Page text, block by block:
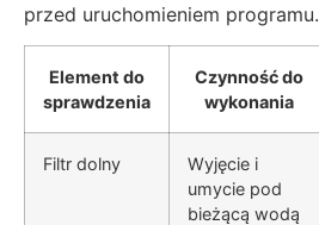
przed uruchomieniem programu.
Element do
sprawdzenia
Czynność do
wykonania
Filtr dolny
Wyjęcie i
umycie pod
bieżącą wodą